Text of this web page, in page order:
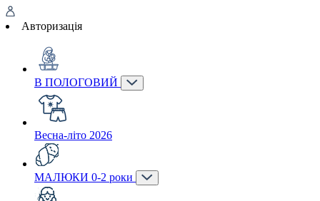
Авторизація
В ПОЛОГОВИЙ
Весна-літо 2026
МАЛЮКИ 0-2 роки